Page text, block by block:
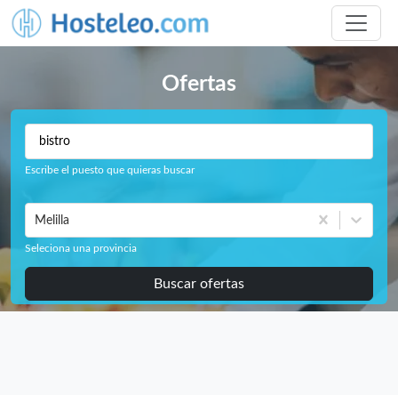
Ofertas
Escribe el puesto que quieras buscar
Melilla
Seleciona una provincia
Buscar ofertas